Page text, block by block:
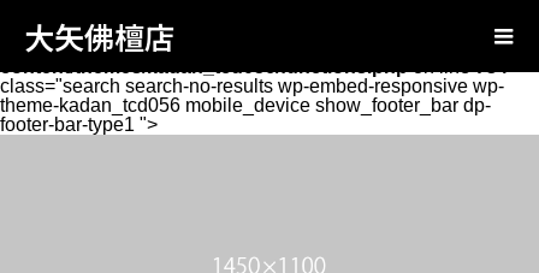
on null in /home/xs131346/oya-
butsudan.com/public_html/wp-
class="search search-no-results wp-embed-responsive wp-
theme-kadan_tcd056 mobile_device show_footer_bar dp-
footer-bar-type1 ">
大矢佛檀店